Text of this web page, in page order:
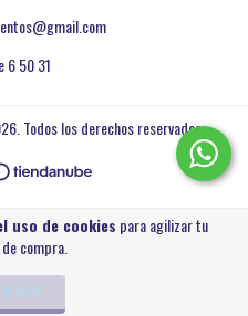
uso de cookies para agilizar tu
compra.
6 50 31
Todos los derechos reservados.